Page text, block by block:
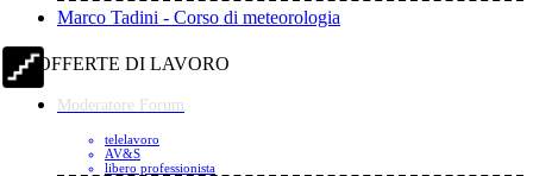
Marco Tadini - Corso di meteorologia
OFFERTE DI LAVORO
Moderatore Forum
telelavoro
AV&S
libero professionista